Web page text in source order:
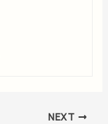
NEXT